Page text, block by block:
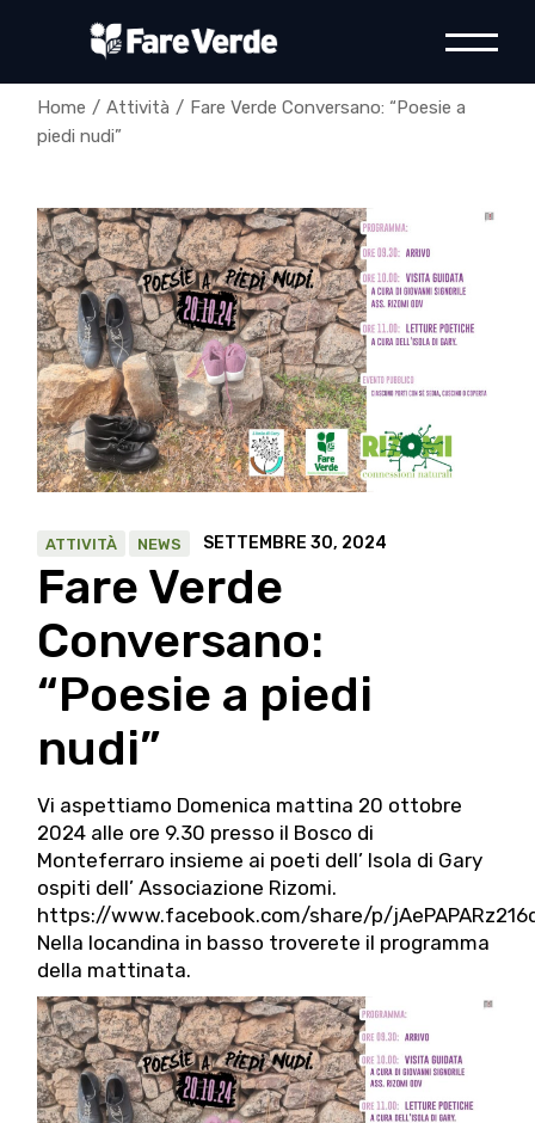
Home Attività
Fare Verde Conversano: “Poesie a
piedi nudi”
ATTIVITÀ NEWS SETTEMBRE 30, 2024
Fare Verde
Conversano:
“Poesie a piedi
nudi”
Vi aspettiamo Domenica mattina 20 ottobre
2024 alle ore 9.30 presso il Bosco di
Monteferraro insieme ai poeti dell’ Isola di Gary
ospiti dell’ Associazione Rizomi.
https://www.facebook.com/share/p/
Nella locandina in basso troverete il programma
della mattinata.